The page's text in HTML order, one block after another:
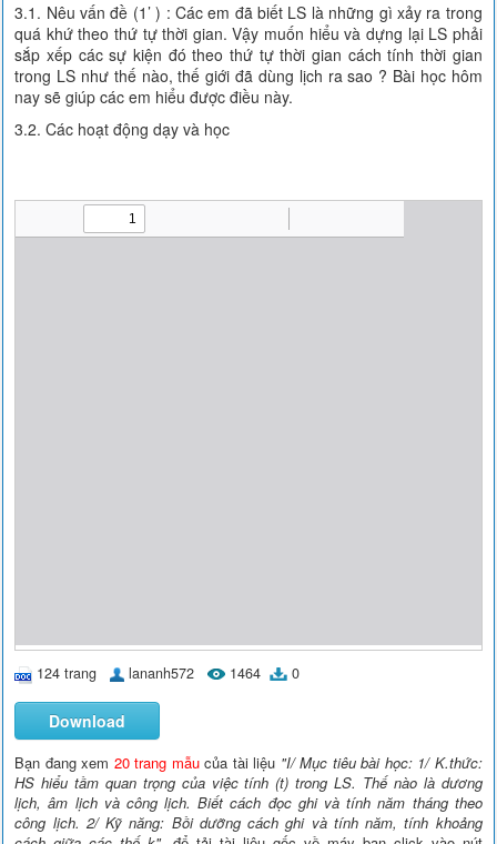
3.1. Nêu vấn đề (1’ ) : Các em đã biết LS là những gì xảy ra trong
quá khứ theo thứ tự thời gian. Vậy muốn hiểu và dựng lại LS phải
sắp xếp các sự kiện đó theo thứ tự thời gian cách tính thời gian
trong LS như thế nào, thế giới đã dùng lịch ra sao ? Bài học hôm
nay sẽ giúp các em hiểu được điều này.
3.2. Các hoạt động dạy và học
124 trang lananh572 1464 0
Download
Bạn đang xem 20 trang mẫucủa tài liệu "I/ Mục tiêu bài học: 1/ K.thức:
HS hiểu tầm quan trọng của việc tính (t) trong LS. Thế nào là dương
lịch, âm lịch và công lịch. Biết cách đọc ghi và tính năm tháng theo
công lịch. 2/ Kỹ năng: Bồi dưỡng cách ghi và tính năm, tính khoảng